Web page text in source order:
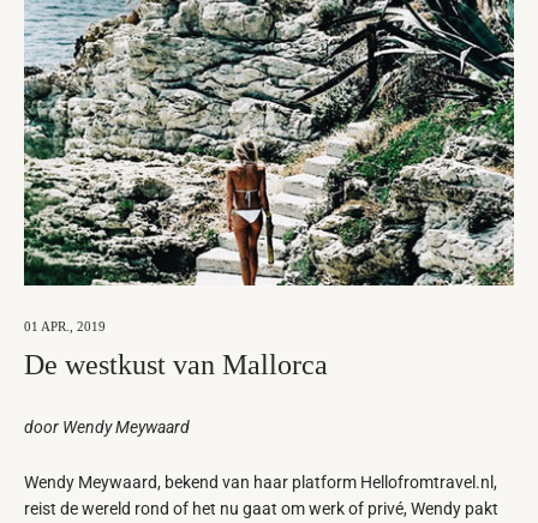
01 APR., 2019
De westkust van Mallorca
door Wendy Meywaard
Wendy Meywaard, bekend van haar platform Hellofromtravel.nl,
reist de wereld rond of het nu gaat om werk of privé, Wendy pakt